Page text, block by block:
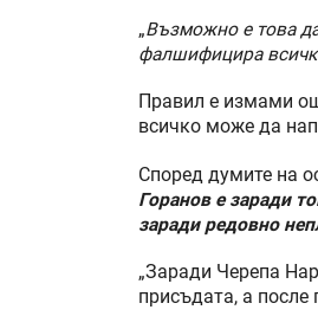
„Възможно е това
фалшифицира
Правил е измами
всичко може да
Според думите на
Горанов е заради
заради редовно
„Заради Черепа
присъдата, а после